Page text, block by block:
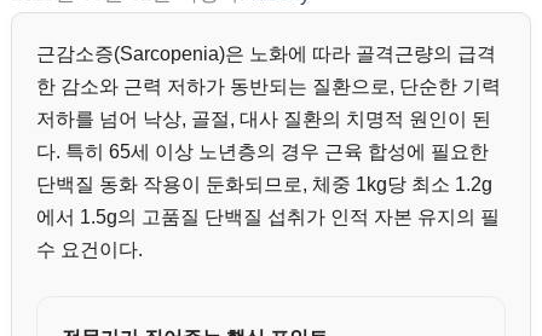
근감소증(Sarcopenia)은 노화에 따라 골격근량의 급격
한 감소와 근력 저하가 동반되는 질환으로, 단순한 기력
저하를 넘어 낙상, 골절, 대사 질환의 치명적 원인이 된
다. 특히 65세 이상 노년층의 경우 근육 합성에 필요한
단백질 동화 작용이 둔화되므로, 체중 1kg당 최소 1.2g
에서 1.5g의 고품질 단백질 섭취가 인적 자본 유지의 필
수 요건이다.